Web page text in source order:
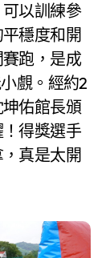
以訓練參
穩度和開
跑，是成
覻。經約2
佑館長頒
得獎選手
真是太開